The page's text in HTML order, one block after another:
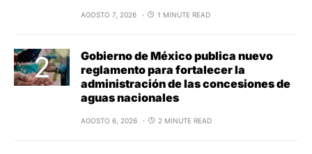
AGOSTO 7, 2026 1 MINUTE READ
Gobierno de México publica nuevo
reglamento para fortalecer la
administración de las concesiones de
aguas nacionales
AGOSTO 6, 2026 2 MINUTE READ